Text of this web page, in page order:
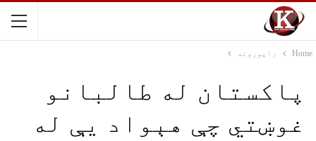
Home راپورونه
پاکستان له طالبانو
غوښتي چې هېواد یې له